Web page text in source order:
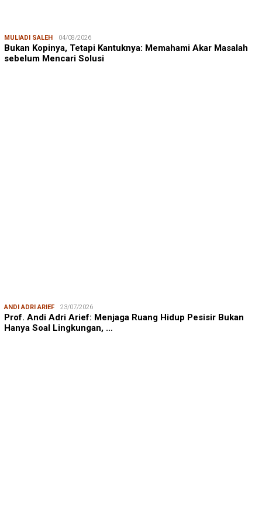
MULIADI SALEH 04/08/2026
Bukan Kopinya, Tetapi Kantuknya: Memahami Akar Masalah
sebelum Mencari Solusi